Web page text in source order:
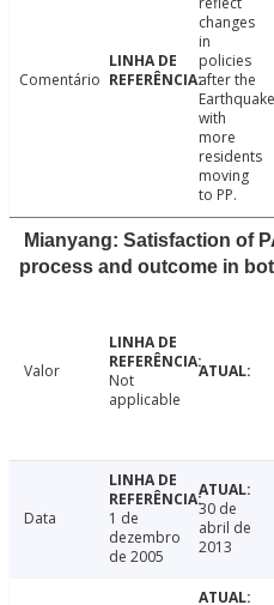
Comentário
changes
in
policies
after the
with
more
residents
moving
to PP.
Mianyang: Satisfaction of
process and outcome in
Valor
Not
applicable
Data
1 de
dezembro
de 2005
30 de
abril de
2013